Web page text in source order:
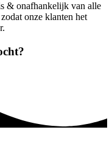
& onafhankelijk van alle
onze klanten het